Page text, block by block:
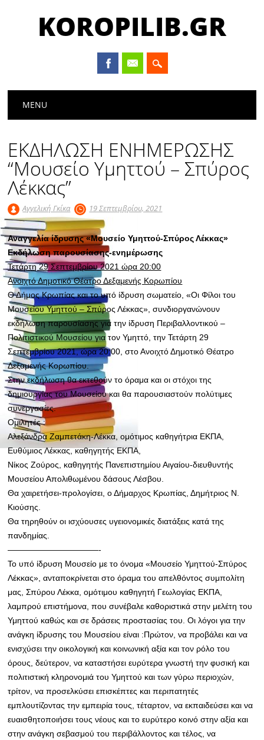
KOROPILIB.GR
Main menu
MENU
ΕΚΔΗΛΩΣΗ ΕΝΗΜΕΡΩΣΗΣ
“Μουσείο Υμηττού – Σπύρος
Λέκκας”
Αγγελική Γκίκα 19 Σεπτεμβρίου, 2021
Αναγγελία ίδρυσης «Μουσείο Υμηττού-Σπύρος Λέκκας»
Εκδήλωση παρουσίασης-ενημέρωσης
Τετάρτη 29 Σεπτεμβρίου 2021 ώρα 20:00
Ανοιχτό Δημοτικό Θέατρο Δεξαμενής Κορωπίου
Ο Δήμος Κρωπίας και το υπό ίδρυση σωματείο, «Οι Φίλοι του
Μουσείου Υμηττού – Σπύρος Λέκκας», συνδιοργανώνουν
εκδήλωση παρουσίασης για την ίδρυση Περιβαλλοντικού –
Πολιτιστικού Μουσείου για τον Υμηττό, την Τετάρτη 29
Σεπτεμβρίου 2021, ώρα 20:00, στο Ανοιχτό Δημοτικό Θέατρο
Δεξαμενής Κορωπίου.
Στην εκδήλωση θα εκτεθούν το όραμα και οι στόχοι της
δημιουργίας του Μουσείου και θα παρουσιαστούν πολύτιμες
συνεργασίες.
Ομιλητές :
Αλεξάνδρα Ζαμπετάκη-Λέκκα, ομότιμος καθηγήτρια ΕΚΠΑ,
Ευθύμιος Λέκκας, καθηγητής ΕΚΠΑ,
Νίκος Ζούρος, καθηγητής Πανεπιστημίου Αιγαίου-διευθυντής
Μουσείου Απολιθωμένου δάσους Λέσβου.
Θα χαιρετήσει-προλογίσει, ο Δήμαρχος Κρωπίας, Δημήτριος Ν.
Κιούσης.
Θα τηρηθούν οι ισχύουσες υγειονομικές διατάξεις κατά της
πανδημίας.
———————————-
Το υπό ίδρυση Μουσείο με το όνομα «Μουσείο Υμηττού-Σπύρος
Λέκκας», ανταποκρίνεται στο όραμα του απελθόντος συμπολίτη
μας, Σπύρου Λέκκα, ομότιμου καθηγητή Γεωλογίας ΕΚΠΑ,
λαμπρού επιστήμονα, που συνέβαλε καθοριστικά στην μελέτη του
Υμηττού καθώς και σε δράσεις προστασίας του. Οι λόγοι για την
ανάγκη ίδρυσης του Μουσείου είναι :Πρώτον, να προβάλει και να
ενισχύσει την οικολογική και κοινωνική αξία και τον ρόλο του
όρους, δεύτερον, να καταστήσει ευρύτερα γνωστή την φυσική και
πολιτιστική κληρονομιά του Υμηττού και των γύρω περιοχών,
τρίτον, να προσελκύσει επισκέπτες και περιπατητές
εμπλουτίζοντας την εμπειρία τους, τέταρτον, να εκπαιδεύσει και να
ευαισθητοποιήσει τους νέους και το ευρύτερο κοινό στην αξία και
στην ανάγκη σεβασμού του περιβάλλοντος και τέλος, να